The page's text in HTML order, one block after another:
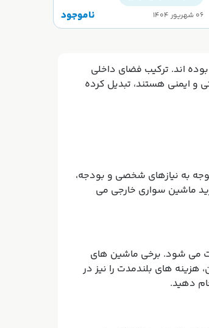
نمایشگاه آرکان خودرو
اند. ترکیب فضای داخلی
و ایمنی هستند، تبدیل کرده
به نیازهای شخصی و بودجه،
ماشین سواری خارجی می
می شود. برخی ماشین های
های بلندمدت را نیز در